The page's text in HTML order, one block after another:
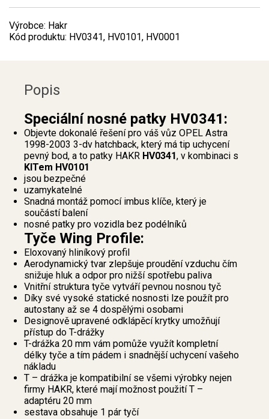
Výrobce: Hakr
Kód produktu: HV0341, HV0101, HV0001
Popis
Speciální nosné patky HV0341:
Objevte dokonalé řešení pro váš vůz OPEL Astra
1998-2003 3-dv hatchback, který má tip uchycení
pevný bod, a to patky HAKR HV0341, v kombinaci s
KITem HV0101
jsou bezpečné
uzamykatelné
Snadná montáž pomocí imbus klíče, který je
součástí balení
nosné patky pro vozidla bez podélníků
Tyče Wing Profile:
Eloxovaný hliníkový profil
Aerodynamický tvar zlepšuje proudění vzduchu čím
snižuje hluk a odpor pro nižší spotřebu paliva
Vnitřní struktura tyče vytváří pevnou nosnou tyč
Díky své vysoké statické nosnosti lze použít pro
autostany až se 4 dospělými osobami
Designově upravené odklápěcí krytky umožňují
přístup do T-drážky
T-drážka 20 mm vám pomůže využít kompletní
délky tyče a tím pádem i snadnější uchycení vašeho
nákladu
T – drážka je kompatibilní se všemi výrobky nejen
firmy HAKR, které mají možnost použití T –
adaptéru 20 mm
sestava obsahuje 1 pár tyčí